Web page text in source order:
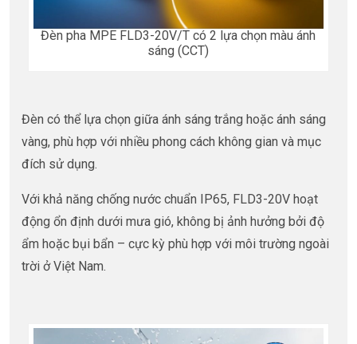
Đèn pha MPE FLD3-20V/T có 2 lựa chọn màu ánh
sáng (CCT)
Đèn có thể lựa chọn giữa ánh sáng trắng hoặc ánh sáng
vàng, phù hợp với nhiều phong cách không gian và mục
đích sử dụng.
Với khả năng chống nước chuẩn IP65, FLD3-20V hoạt
động ổn định dưới mưa gió, không bị ảnh hưởng bởi độ
ẩm hoặc bụi bẩn – cực kỳ phù hợp với môi trường ngoài
trời ở Việt Nam.